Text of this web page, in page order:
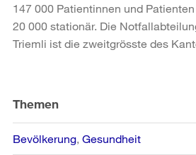
147 000 Patientinnen und
20 000 stationär. Die
Triemli ist die zweitgrösste des
Informationen
Themen
Bevölkerung Gesundheit